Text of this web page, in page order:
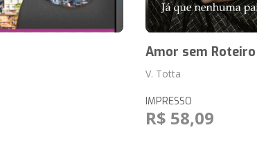
Amor sem Roteiro
V. Totta
IMPRESSO
R$ 58,09